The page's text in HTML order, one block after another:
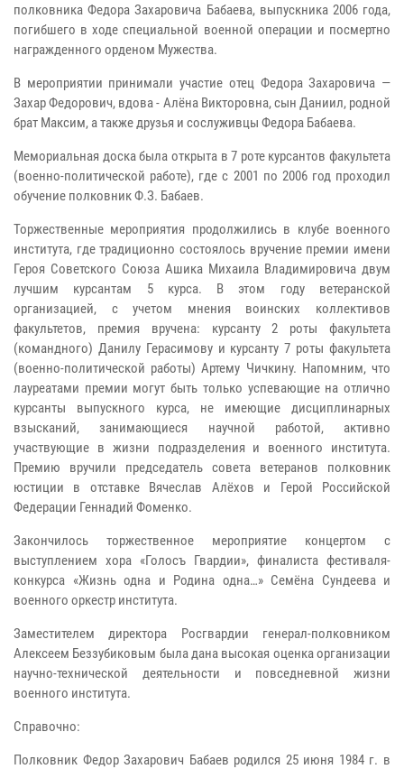
полковника Федора Захаровича Бабаева, выпускника 2006 года,
погибшего в ходе специальной военной операции и посмертно
награжденного орденом Мужества.
В мероприятии принимали участие отец Федора Захаровича —
Захар Федорович, вдова - Алёна Викторовна, сын Даниил, родной
брат Максим, а также друзья и сослуживцы Федора Бабаева.
Мемориальная доска была открыта в 7 роте курсантов факультета
(военно-политической работе), где с 2001 по 2006 год проходил
обучение полковник Ф.З. Бабаев.
Торжественные мероприятия продолжились в клубе военного
института, где традиционно состоялось вручение премии имени
Героя Советского Союза Ашика Михаила Владимировича двум
лучшим курсантам 5 курса. В этом году ветеранской
организацией, с учетом мнения воинских коллективов
факультетов, премия вручена: курсанту 2 роты факультета
(командного) Данилу Герасимову и курсанту 7 роты факультета
(военно-политической работы) Артему Чичкину. Напомним, что
лауреатами премии могут быть только успевающие на отлично
курсанты выпускного курса, не имеющие дисциплинарных
взысканий, занимающиеся научной работой, активно
участвующие в жизни подразделения и военного института.
Премию вручили председатель совета ветеранов полковник
юстиции в отставке Вячеслав Алёхов и Герой Российской
Федерации Геннадий Фоменко.
Закончилось торжественное мероприятие концертом с
выступлением хора «Голосъ Гвардии», финалиста фестиваля-
конкурса «Жизнь одна и Родина одна…» Семёна Сундеева и
военного оркестр института.
Заместителем директора Росгвардии генерал-полковником
Алексеем Беззубиковым была дана высокая оценка организации
научно-технической деятельности и повседневной жизни
военного института.
Справочно:
Полковник Федор Захарович Бабаев родился 25 июня 1984 г. в